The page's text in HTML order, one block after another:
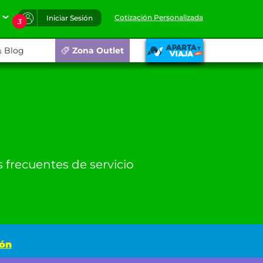
3 Iniciar Sesión Cotización Personalizada
Blog Zona Outlet
frecuentes de servicio